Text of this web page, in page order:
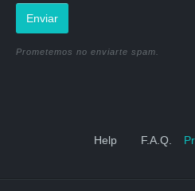
Enviar
Prometemos no enviarte spam.
Help F.A.Q.